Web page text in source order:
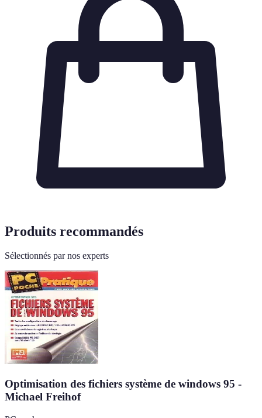
Produits recommandés
Sélectionnés par nos experts
Optimisation des fichiers système de windows 95 -
Michael Freihof